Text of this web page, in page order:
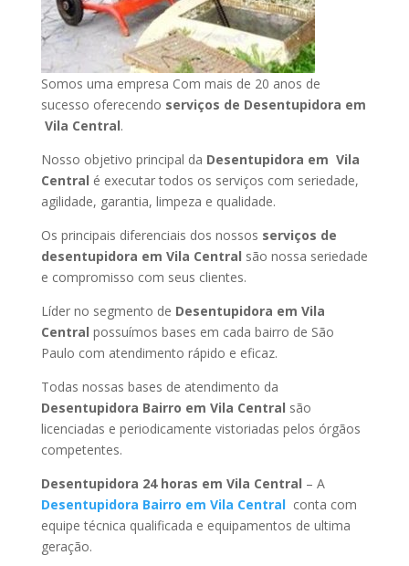
Somos uma empresa Com mais de 20 anos de
sucesso oferecendo serviços de Desentupidora em
Vila Central.
Nosso objetivo principal da Desentupidora em Vila
Central é executar todos os serviços com seriedade,
agilidade, garantia, limpeza e qualidade.
Os principais diferenciais dos nossos serviços de
desentupidora em Vila Central são nossa seriedade
e compromisso com seus clientes.
Líder no segmento de Desentupidora em Vila
Central possuímos bases em cada bairro de São
Paulo com atendimento rápido e eficaz.
Todas nossas bases de atendimento da
Desentupidora Bairro em Vila Central são
licenciadas e periodicamente vistoriadas pelos órgãos
competentes.
Desentupidora 24 horas em Vila Central – A
Desentupidora Bairro em Vila Central conta com
equipe técnica qualificada e equipamentos de ultima
geração.